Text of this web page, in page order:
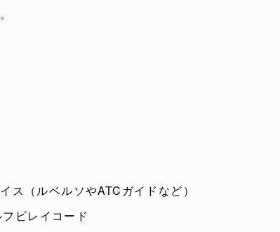
ス（ルベルソやATCガイドなど）
ビレイコード